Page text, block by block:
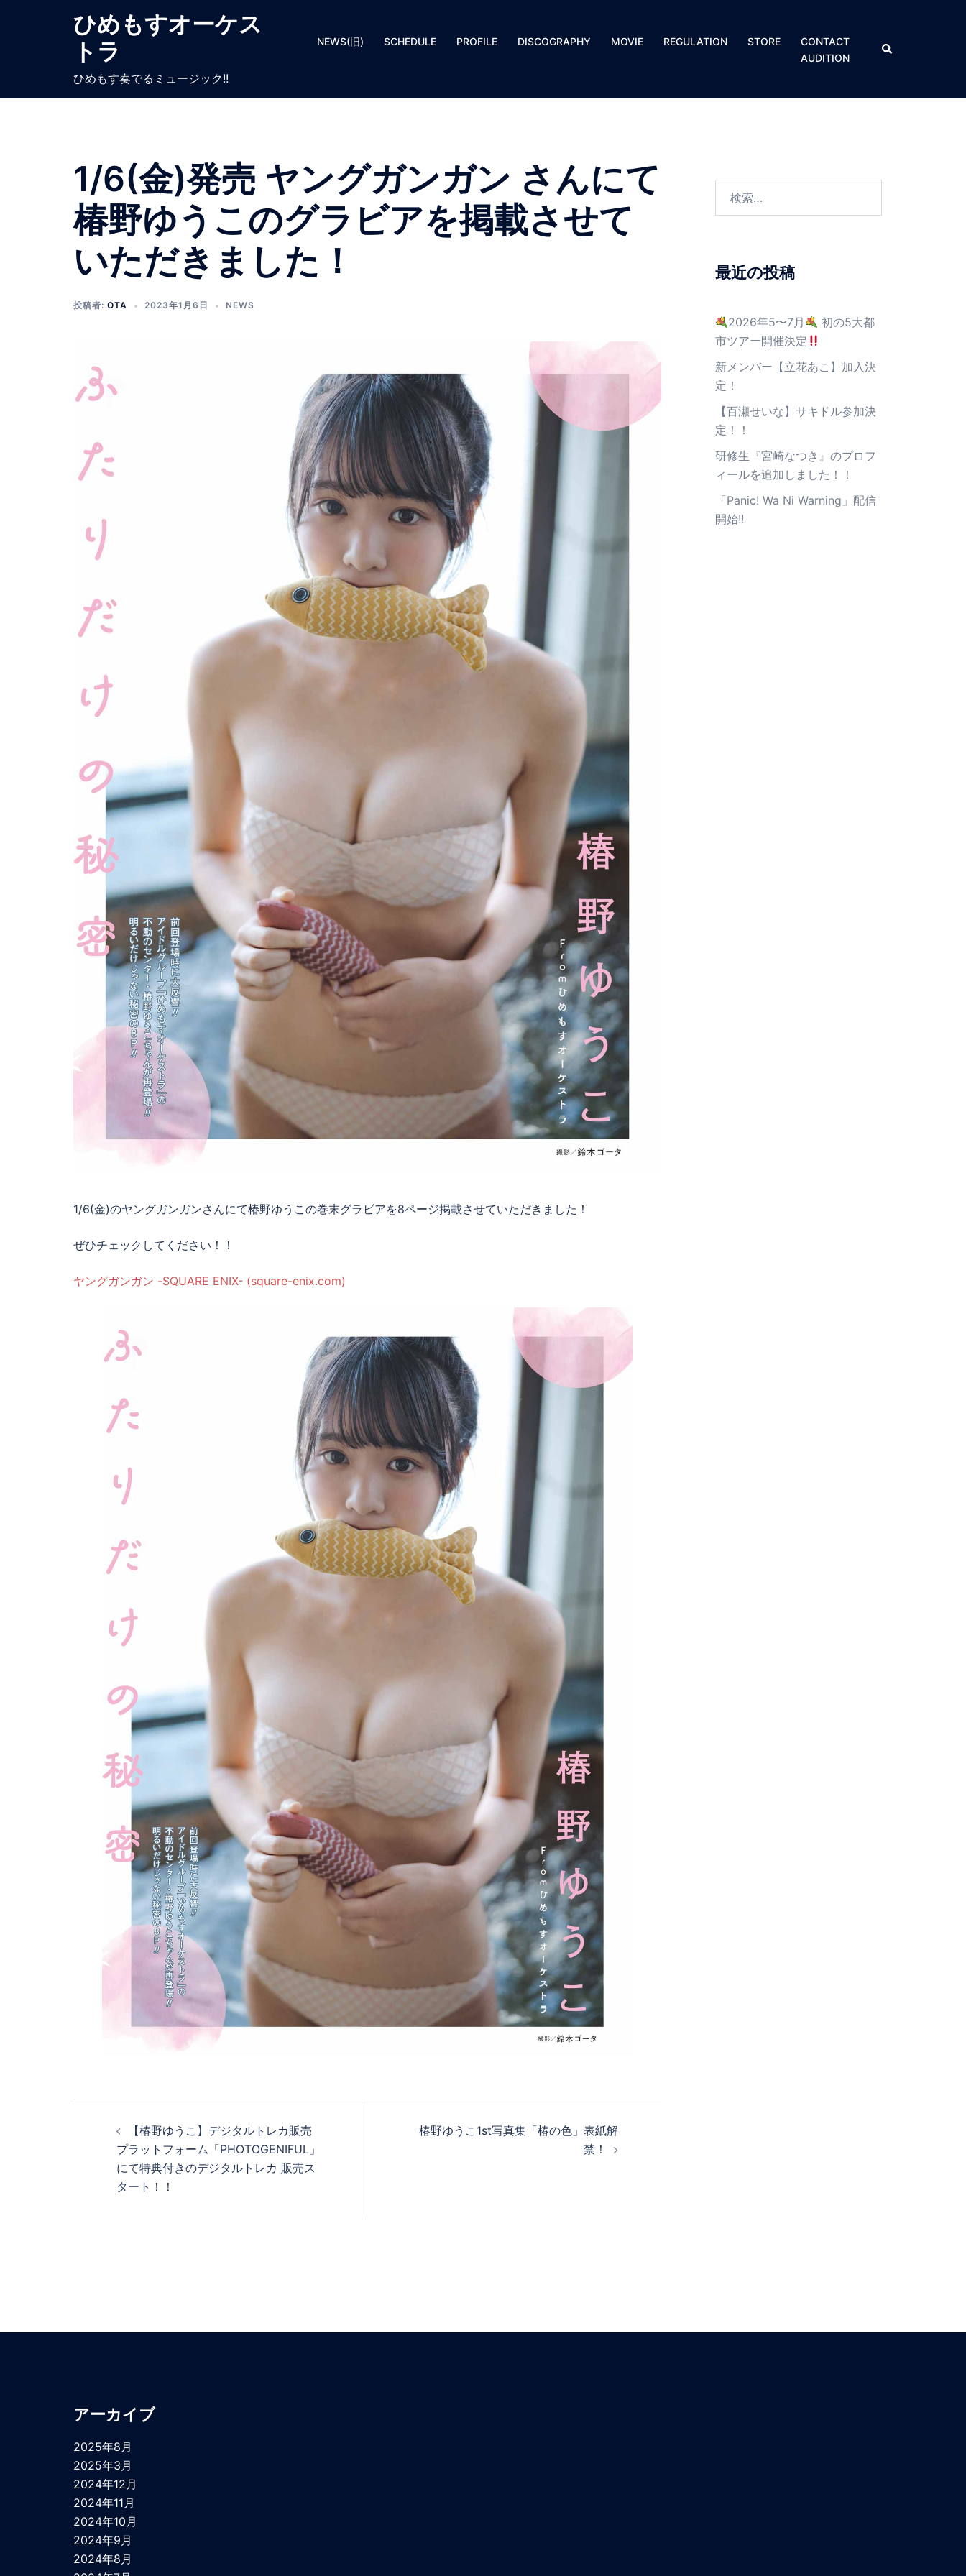
ひめもすオーケス
トラ
ひめもす奏でるミュージック!!
NEWS(旧) SCHEDULE PROFILE DISCOGRAPHY MOVIE REGULATION​ STORE
CONTACT
AUDITION
1/6(金)発売 ヤングガンガン さんにて
椿野ゆうこのグラビアを掲載させて
いただきました！
投稿者: OTA 2023年1月6日 NEWS
1/6(金)のヤングガンガンさんにて椿野ゆうこの巻末グラビアを8ページ掲載させていただきました！
ぜひチェックしてください！！
ヤングガンガン -SQUARE ENIX- (square-enix.com)
【椿野ゆうこ】デジタルトレカ販売
プラットフォーム「PHOTOGENIFUL」
にて特典付きのデジタルトレカ 販売ス
タート！！
椿野ゆうこ1st写真集「椿の色」表紙解
禁！
最近の投稿
2026年5〜7月
初の5大都
市ツアー開催決定
新メンバー【立花あこ】加入決
定！
【百瀬せいな】サキドル参加決
定！！
研修生『宮崎なつき』のプロフ
ィールを追加しました！！
「Panic! Wa Ni Warning」配信
開始!!
アーカイブ
2025年8月
2025年3月
2024年12月
2024年11月
2024年10月
2024年9月
2024年8月